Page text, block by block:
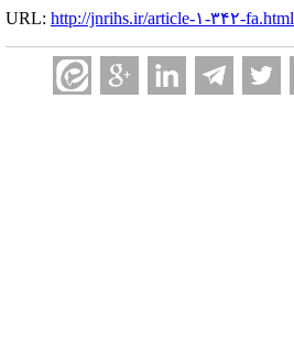
URL: http://jnrihs.ir/article-۱-۳۴۲-fa.html